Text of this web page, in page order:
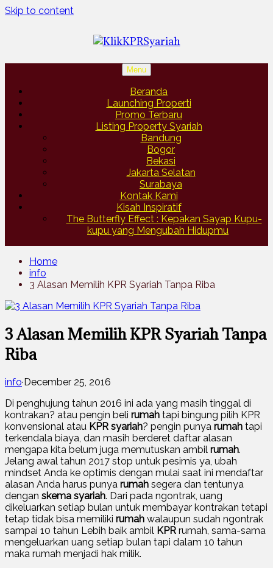
Skip to content
Menu
Beranda
Launching Properti
Promo Terbaru
Listing Property Syariah
Bandung
Bogor
Bekasi
Jakarta Selatan
Surabaya
Kontak Kami
Kisah Inspiratif
The Butterfly Effect : Kepakan Sayap Kupu-
kupu yang Mengubah Hidupmu
Home
info
3 Alasan Memilih KPR Syariah Tanpa Riba
3 Alasan Memilih KPR Syariah Tanpa
Riba
info·December 25, 2016
Di penghujung tahun 2016 ini ada yang masih tinggal di
kontrakan? atau pengin beli rumah tapi bingung pilih KPR
konvensional atau KPR syariah? pengin punya rumah tapi
terkendala biaya, dan masih berderet daftar alasan
mengapa kita belum juga memutuskan ambil rumah.
Jelang awal tahun 2017 stop untuk pesimis ya, ubah
mindset Anda ke optimis dengan mulai saat ini mendaftar
alasan Anda harus punya rumah segera dan tentunya
dengan skema syariah. Dari pada ngontrak, uang
dikeluarkan setiap bulan untuk membayar kontrakan tetapi
tetap tidak bisa memiliki rumah walaupun sudah ngontrak
sampai 10 tahun Lebih baik ambil KPR rumah, sama-sama
mengeluarkan uang setiap bulan tapi dalam 10 tahun
maka rumah menjadi hak milik.